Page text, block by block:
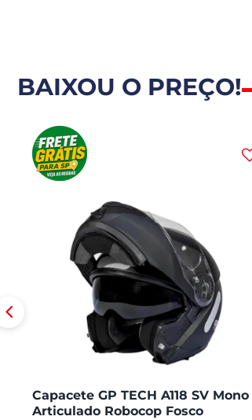
BAIXOU O PREÇO!
Capacete GP TECH A118 SV Mono
Articulado Robocop Fosco